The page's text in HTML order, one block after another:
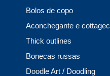
Bolos de copo
Aconchegante e
Thick outlines
Bonecas russas
Doodle Art / Doodling